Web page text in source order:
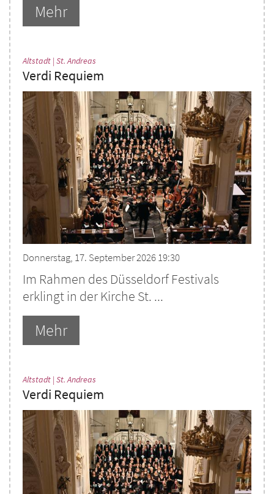
Mehr
Altstadt | St. Andreas
Verdi Requiem
Donnerstag, 17. September 2026 19:30
Im Rahmen des Düsseldorf Festivals
erklingt in der Kirche St. ...
Mehr
Altstadt | St. Andreas
Verdi Requiem